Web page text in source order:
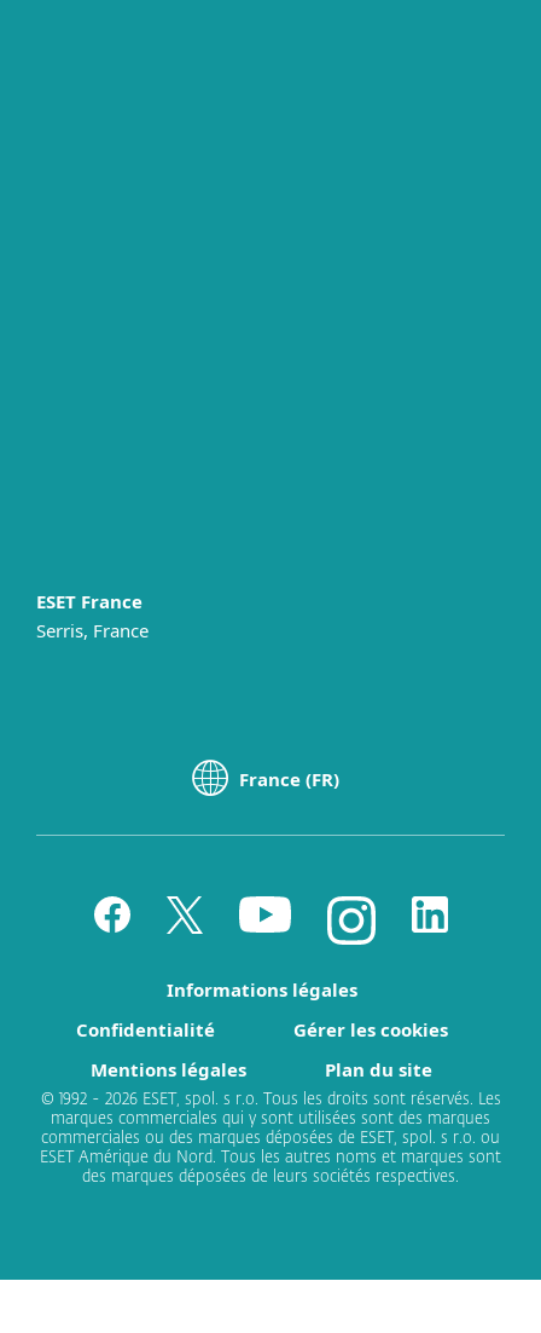
ESET France
Serris, France
France (FR)
Informations légales
Confidentialité
Gérer les cookies
Mentions légales
Plan du site
© 1992 - 2026 ESET, spol. s r.o. Tous les droits sont réservés. Les
marques commerciales qui y sont utilisées sont des marques
commerciales ou des marques déposées de ESET, spol. s r.o. ou
ESET Amérique du Nord. Tous les autres noms et marques sont
des marques déposées de leurs sociétés respectives.